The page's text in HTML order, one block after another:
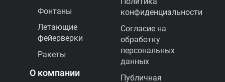
Конечная точка
Доставим товар в
целости и сохранности
Фонтаны
Летающие
фейерверки
Ракеты
О компании
конфиденциальности
Согласие на
обработку
персональных
данных
Публичная